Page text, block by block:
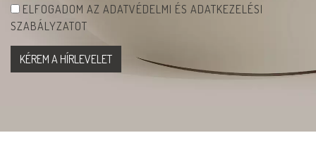
ELFOGADOM AZ ADATVÉDELMI ÉS ADATKEZELÉSI
SZABÁLYZATOT